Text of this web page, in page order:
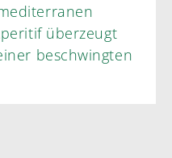
überzeugt
beschwingten